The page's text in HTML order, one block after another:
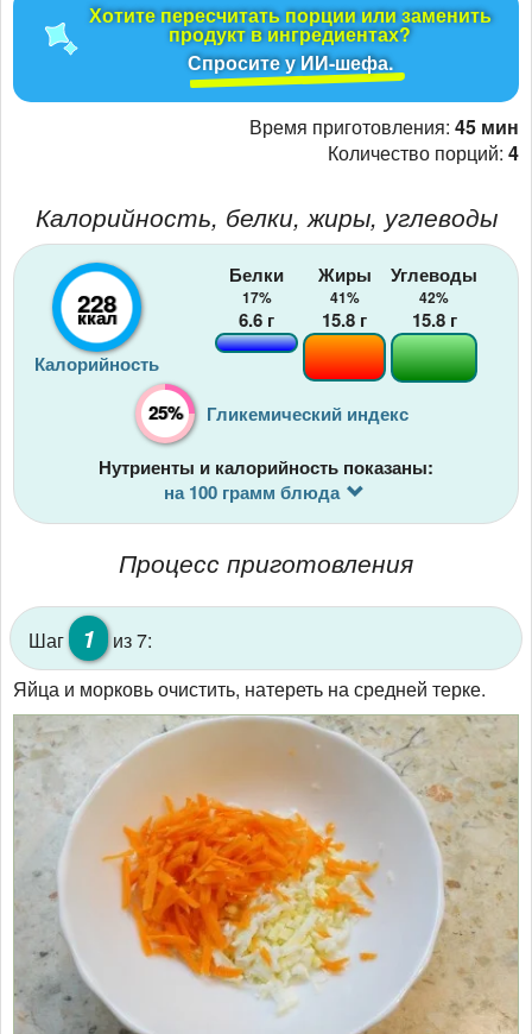
Хотите пересчитать порции или заменить
продукт в ингредиентах?
Спросите у ИИ-шефа.
Время приготовления: 45 мин
Количество порций: 4
Калорийность, белки, жиры, углеводы
228
ккал
Калорийность
Белки
17%
6.6 г
Жиры
41%
15.8 г
Углеводы
42%
15.8г
25% Гликемический индекс
Нутриенты и калорийность показаны:
на 100 грамм блюда
Процесс приготовления
Шаг 1
из 7:
Яйца и морковь очистить, натереть на средней терке.